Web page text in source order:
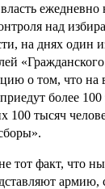
ежедневно
над
на днях один
о том, что
более 100
100 тысяч
тот факт, что
армию,